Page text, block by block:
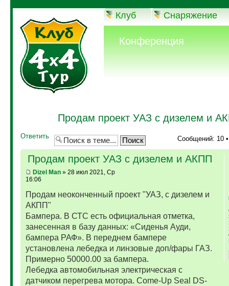
Клуб Снаряжение
Конференция
Продам проект УАЗ с дизелем и
Ответить Сообщений: 10
Продам проект УАЗ с дизелем и АКПП
Dizel Man» 28 июл 2021, Ср
16:06
Продам неоконченный проект "УАЗ, с дизелем и
АКПП"
Бампера. В СТС есть официальная отметка,
занесенная в базу данных: «Сиденья Ауди,
бампера РАФ». В переднем бампере
установлена лебедка и линзовые доп/фары ГАЗ.
Примерно 50000.00 за бампера.
Лебедка автомобильная электрическая с
датчиком перегрева мотора. Come-Up Seal DS-